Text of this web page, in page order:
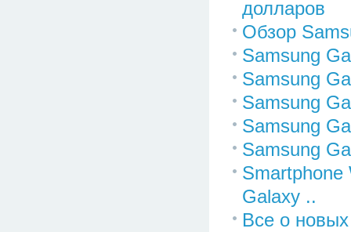
долларов
Обзор
Samsung
Samsung
Samsung
Samsung
Samsung
Galaxy ..
Все о